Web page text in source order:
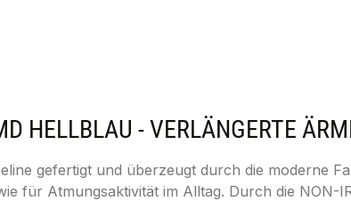
HELLBLAU - VERLÄNGERTE
gefertigt und überzeugt durch die moderne
für Atmungsaktivität im Alltag. Durch die NON-